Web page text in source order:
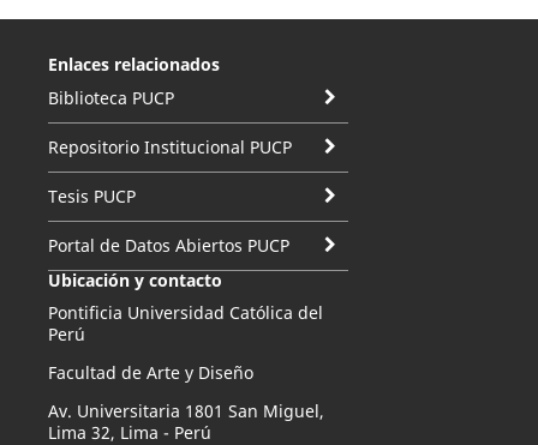
Enlaces relacionados
Biblioteca PUCP
Repositorio Institucional PUCP
Tesis PUCP
Portal de Datos Abiertos PUCP
Ubicación y contacto
Pontificia Universidad Católica del
Perú
Facultad de Arte y Diseño
Av. Universitaria 1801 San Miguel,
Lima 32, Lima - Perú